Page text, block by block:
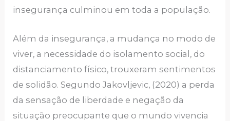
insegurança culminou em toda a população.
Além da insegurança, a mudança no modo de
viver, a necessidade do isolamento social, do
distanciamento físico, trouxeram sentimentos
de solidão. Segundo Jakovljevic, (2020) a perda
da sensação de liberdade e negação da
situação preocupante que o mundo vivencia